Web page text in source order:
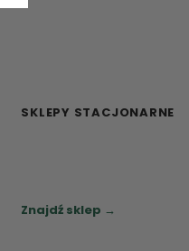
SKLEPY STACJONARNE
Znajdź sklep →